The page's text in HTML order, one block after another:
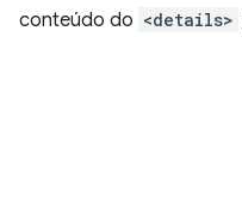
conteúdo do <details>